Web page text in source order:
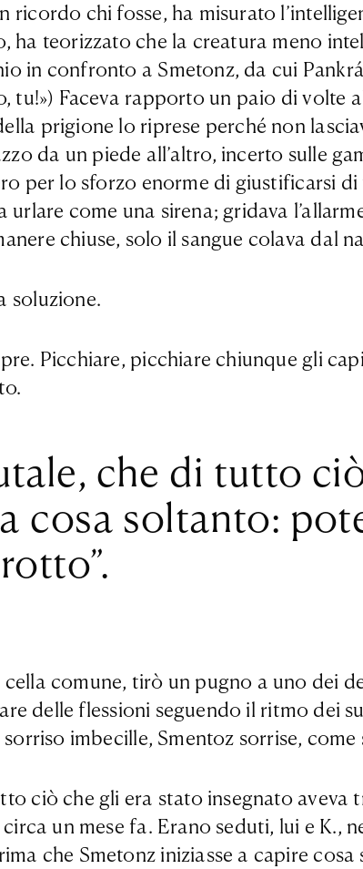
ricordo chi fosse, ha misurato
ha teorizzato che la creatura meno
in confronto a Smetonz, da cui
tu!») Faceva rapporto un paio di volte
prigione lo riprese perché non
da un piede all’altro, incerto sulle
per lo sforzo enorme di giustificarsi
come una sirena; gridava
chiuse, solo il sangue colava dal
soluzione.
Picchiare, picchiare chiunque gli
che di tutto
cosa soltanto:
comune, tirò un pugno a uno dei
delle flessioni seguendo il ritmo dei
imbecille, Smentoz sorrise,
ciò che gli era stato insegnato
un mese fa. Erano seduti, lui e K.,
che Smetonz iniziasse a capire